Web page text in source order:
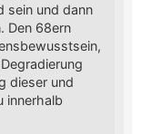
sein und dann
Den 68ern
dieser und
innerhalb